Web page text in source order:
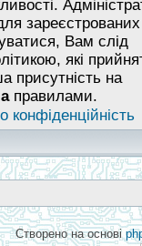
зареєстрованих
Вам слід
які
присутність на
правилами.
конфіденційність
Створено на основі